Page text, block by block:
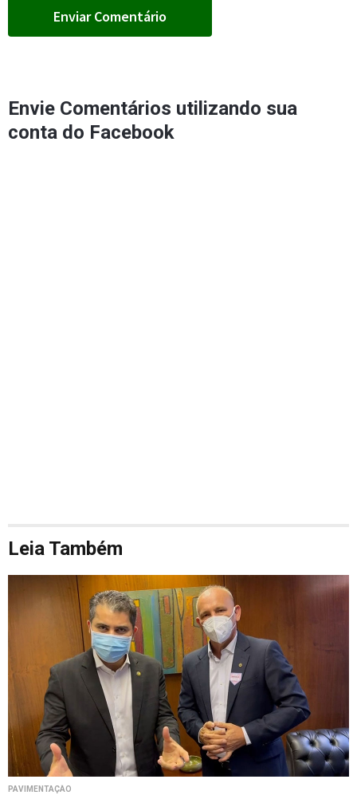
Envie Comentários utilizando sua
conta do Facebook
Leia Também
PAVIMENTAÇÃO